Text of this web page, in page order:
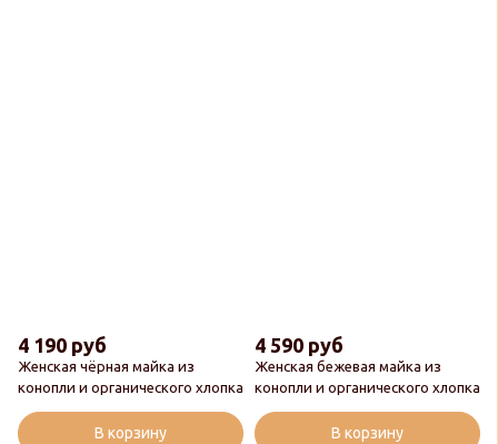
Женская чёрная майка из
конопли и органического хлопка
4 190 руб
В корзину
Женская бежевая майка из
конопли и органического хлопка
4 590 руб
В корзину